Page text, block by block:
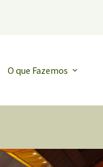
O que Fazemos